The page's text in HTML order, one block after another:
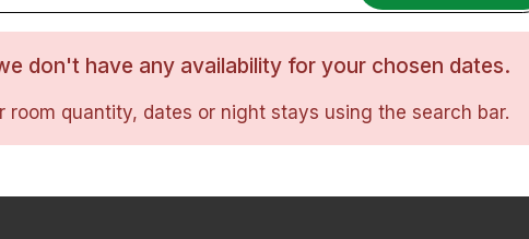
don't have any availability for your chosen dates.
room quantity, dates or night stays using the search bar.